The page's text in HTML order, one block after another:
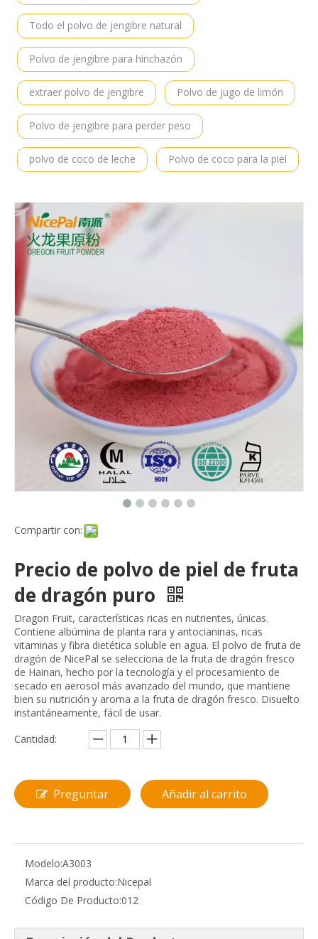
Todo el polvo de jengibre natural
Polvo de jengibre para hinchazón
extraer polvo de jengibre Polvo de jugo de limón
Polvo de jengibre para perder peso
polvo de coco de leche Polvo de coco para la piel
Compartir con:
Precio de polvo de piel de fruta
de dragón puro
Dragon Fruit, características ricas en nutrientes, únicas.
Contiene albúmina de planta rara y antocianinas, ricas
vitaminas y fibra dietética soluble en agua. El polvo de fruta de
dragón de NicePal se selecciona de la fruta de dragón fresco
de Hainan, hecho por la tecnología y el procesamiento de
secado en aerosol más avanzado del mundo, que mantiene
bien su nutrición y aroma a la fruta de dragón fresco. Disuelto
instantáneamente, fácil de usar.
Cantidad:
Preguntar Añadir al carrito
Modelo:A3003
Marca del producto:Nicepal
Código De Producto:012